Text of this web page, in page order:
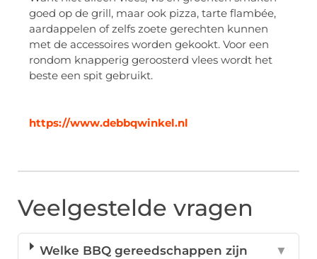
goed op de grill, maar ook pizza, tarte flambée,
aardappelen of zelfs zoete gerechten kunnen
met de accessoires worden gekookt. Voor een
rondom knapperig geroosterd vlees wordt het
beste een spit gebruikt.
https://www.debbqwinkel.nl
Veelgestelde vragen
Welke BBQ gereedschappen zijn
▼